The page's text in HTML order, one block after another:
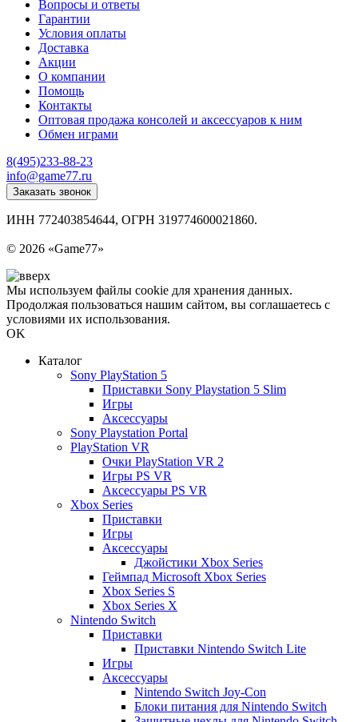
Вопросы и ответы
Гарантии
Условия оплаты
Доставка
Акции
О компании
Помощь
Контакты
Оптовая продажа консолей и аксессуаров к ним
Обмен играми
8(495)233-88-23
info@game77.ru
Заказать звонок
ИНН 772403854644, ОГРН 319774600021860.
© 2026 «Game77»
Мы используем файлы cookie для хранения данных.
Продолжая пользоваться нашим сайтом, вы соглашаетесь с
условиями их использования.
OK
Каталог
Sony PlayStation 5
Приставки Sony Playstation 5 Slim
Игры
Аксессуары
Sony Playstation Portal
PlayStation VR
Очки PlayStation VR 2
Игры PS VR
Аксессуары PS VR
Xbox Series
Приставки
Игры
Аксессуары
Джойстики Xbox Series
Геймпад Microsoft Xbox Series
Xbox Series S
Xbox Series X
Nintendo Switch
Приставки
Приставки Nintendo Switch Lite
Игры
Аксессуары
Nintendo Switch Joy-Con
Блоки питания для Nintendo Switch